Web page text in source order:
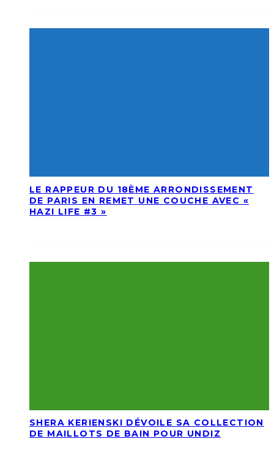
LE RAPPEUR DU 18ÈME ARRONDISSEMENT
DE PARIS EN REMET UNE COUCHE AVEC «
HAZI LIFE #3 »
SHERA KERIENSKI DÉVOILE SA COLLECTION
DE MAILLOTS DE BAIN POUR UNDIZ